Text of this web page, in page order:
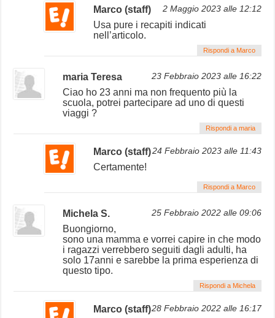
Marco (staff) 2 Maggio 2023 alle 12:12
Usa pure i recapiti indicati
nell’articolo.
Rispondi a Marco
maria Teresa 23 Febbraio 2023 alle 16:22
Ciao ho 23 anni ma non frequento più la
scuola, potrei partecipare ad uno di questi
viaggi ?
Rispondi a maria
Marco (staff)24 Febbraio 2023 alle 11:43
Certamente!
Rispondi a Marco
Michela S. 25 Febbraio 2022 alle 09:06
Buongiorno,
sono una mamma e vorrei capire in che modo
i ragazzi verrebbero seguiti dagli adulti, ha
solo 17anni e sarebbe la prima esperienza di
questo tipo.
Rispondi a Michela
Marco (staff)28 Febbraio 2022 alle 16:17